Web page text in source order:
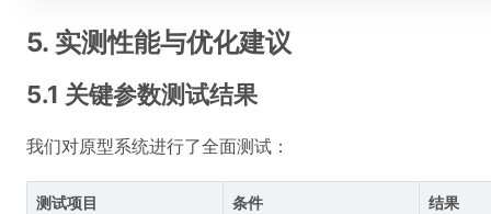
5. 实测性能与优化建议
5.1 关键参数测试结果
我们对原型系统进行了全面测试：
测试项目 条件 结果